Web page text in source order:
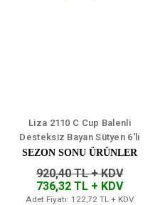
Liza 2110 C Cup Balenli
Desteksiz Bayan Sütyen 6'lı
SEZON SONU ÜRÜNLER
920,40 TL + KDV
736,32 TL + KDV
Adet Fiyatı: 122,72 TL + KDV